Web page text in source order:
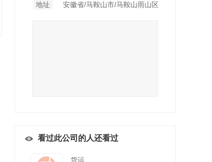
地址 安徽省/马鞍山市/马鞍山雨山区
看过此公司的人还看过
货运